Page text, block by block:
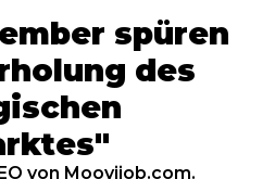
spüren
des
von Moovijob.com.